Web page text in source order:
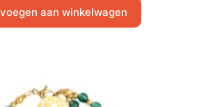
aan winkelwagen